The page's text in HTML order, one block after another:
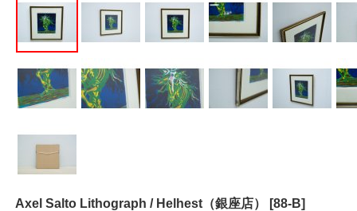
Axel Salto Lithograph / Helhest（銀座店） [88-B]